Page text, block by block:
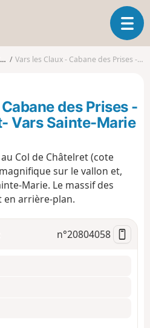
O
u
l
a
n
i
n
VarsVars les Claux - Cabane des Prises - Col du Châtelret- Vars Sainte-Marie
des Prises -
Vars Sainte-Marie
Col de Châtelret (cote
sur le vallon et,
Marie. Le massif des
en arrière-plan.
n°20804058